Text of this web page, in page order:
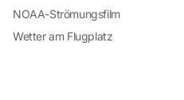
NOAA-Strömungsfilm
Wetter am Flugplatz